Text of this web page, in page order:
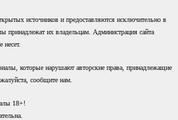
источников и предоставляются исключительно в
принадлежат их владельцам. Администрация сайта
несет.
которые нарушают авторские права, принадлежащие
сообщите нам.
18+!